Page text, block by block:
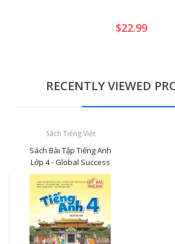
$22.99
RECENTLY VIEWED
Sách Tiếng Việt
Sách Bài Tập Tiếng Anh
Lớp 4 - Global Success